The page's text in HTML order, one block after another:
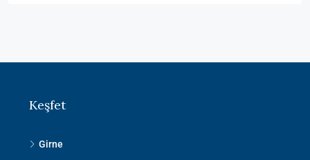
Keşfet
Girne